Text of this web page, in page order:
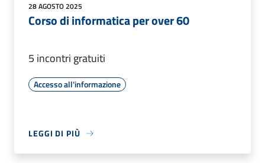
28 AGOSTO 2025
Corso di informatica per over 60
5 incontri gratuiti
Accesso all'informazione
LEGGI DI PIÙ